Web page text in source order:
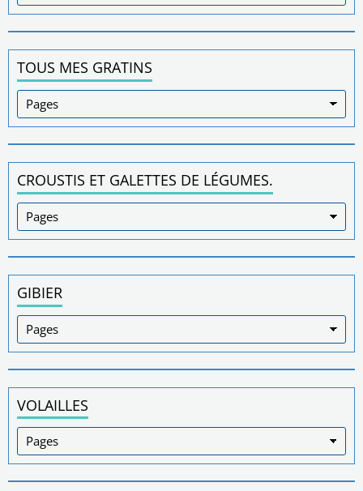
TOUS MES GRATINS
CROUSTIS ET GALETTES DE LÉGUMES.
GIBIER
VOLAILLES